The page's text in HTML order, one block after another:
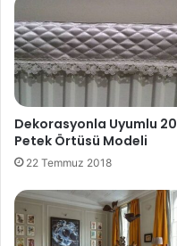
Dekorasyonla Uyumlu 20
Petek Örtüsü Modeli
22 Temmuz 2018